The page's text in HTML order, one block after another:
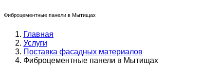
Фиброцементные панели в Мытищах
Главная
Услуги
Поставка фасадных материалов
Фиброцементные панели в Мытищах